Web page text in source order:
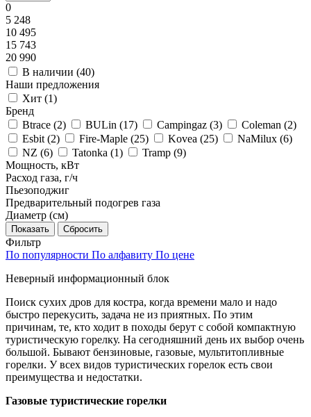
0
5 248
10 495
15 743
20 990
В наличии (40)
Наши предложения
Хит (1)
Бренд
Btrace (2) BULin (17) Campingaz (3) Coleman (2)
Esbit (2) Fire-Maple (25) Kovea (25) NaMilux (6)
NZ (6) Tatonka (1) Tramp (9)
Мощность, кВт
Расход газа, г/ч
Пьезоподжиг
Предварительный подогрев газа
Диаметр (см)
Фильтр
По популярности По алфавиту По цене
Неверный информационный блок
Поиск сухих дров для костра, когда времени мало и надо
быстро перекусить, задача не из приятных. По этим
причинам, те, кто ходит в походы берут с собой компактную
туристическую горелку. На сегодняшний день их выбор очень
большой. Бывают бензиновые, газовые, мультитопливные
горелки. У всех видов туристических горелок есть свои
преимущества и недостатки.
Газовые туристические горелки